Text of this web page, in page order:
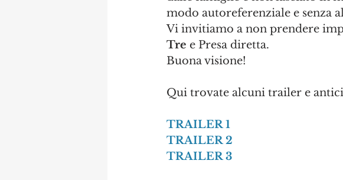
modo autoreferenziale e senza
Vi invitiamo a non prendere
Tre e Presa diretta.
Buona visione!
Qui trovate alcuni trailer e
TRAILER 1
TRAILER 2
TRAILER 3